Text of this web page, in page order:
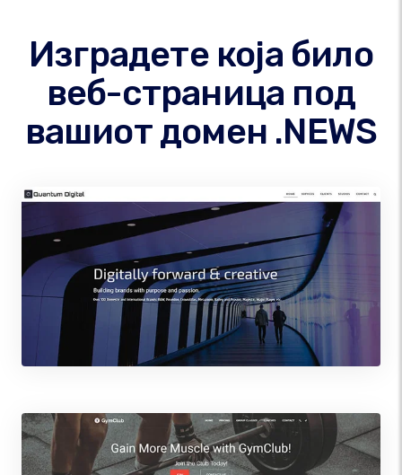
Изградете која било
веб-страница под
вашиот домен .NEWS